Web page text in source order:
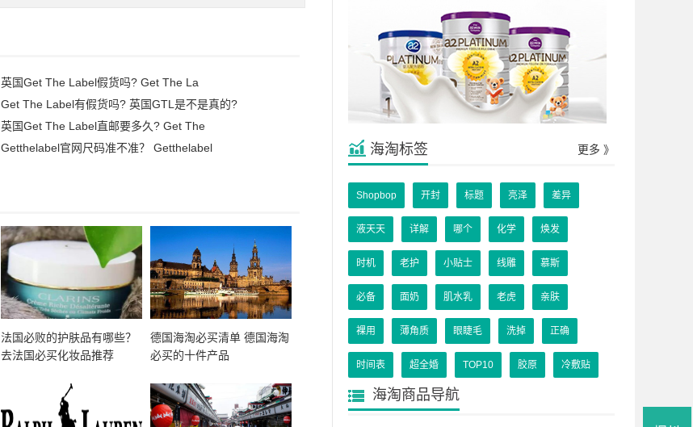
英国Get The Label假货吗? Get The La
Get The Label有假货吗? 英国GTL是不是真的?
英国Get The Label直邮要多久? Get The
Getthelabel官网尺码准不准？ Getthelabel
法国必败的护肤品有哪些？
去法国必买化妆品推荐
德国海淘必买清单 德国海淘
必买的十件产品
海淘标签 更多 》
Shopbop 开封 标题 亮泽 差异
液天天 详解 哪个 化学 焕发
时机 老护 小贴士 线雕 慕斯
必备 面奶 肌水乳 老虎 亲肤
裸用 薄角质 眼睫毛 洗掉 正确
时间表 超全婚 TOP10 胶原 冷敷贴
海淘商品导航